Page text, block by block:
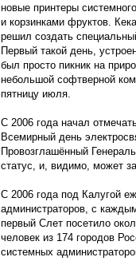
новые принтеры
и корзинками фруктов.
решил создать
Первый такой день,
был просто пикник на
небольшой софтверной
пятницу июля.
С 2006 года начал
Всемирный день
Провозглашённый
статус, и, видимо, может
С 2006 года под Калугой
администраторов, с
первый Слет посетило
человек из 174 городов
системных